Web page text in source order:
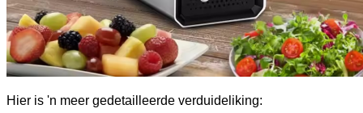
Hier is 'n meer gedetailleerde verduideliking: